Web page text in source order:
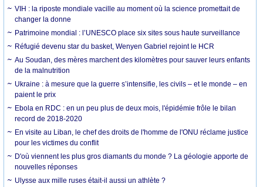
VIH : la riposte mondiale vacille au moment où la science promettait de
changer la donne
Patrimoine mondial : l’UNESCO place six sites sous haute surveillance
Réfugié devenu star du basket, Wenyen Gabriel rejoint le HCR
Au Soudan, des mères marchent des kilomètres pour sauver leurs enfants
de la malnutrition
Ukraine : à mesure que la guerre s’intensifie, les civils – et le monde – en
paient le prix
Ebola en RDC : en un peu plus de deux mois, l'épidémie frôle le bilan
record de 2018-2020
En visite au Liban, le chef des droits de l'homme de l'ONU réclame justice
pour les victimes du conflit
D'où viennent les plus gros diamants du monde ? La géologie apporte de
nouvelles réponses
Ulysse aux mille ruses était-il aussi un athlète ?